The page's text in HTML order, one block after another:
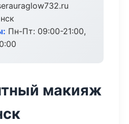
Пн-Пт: 09:00-21:00,
макияж